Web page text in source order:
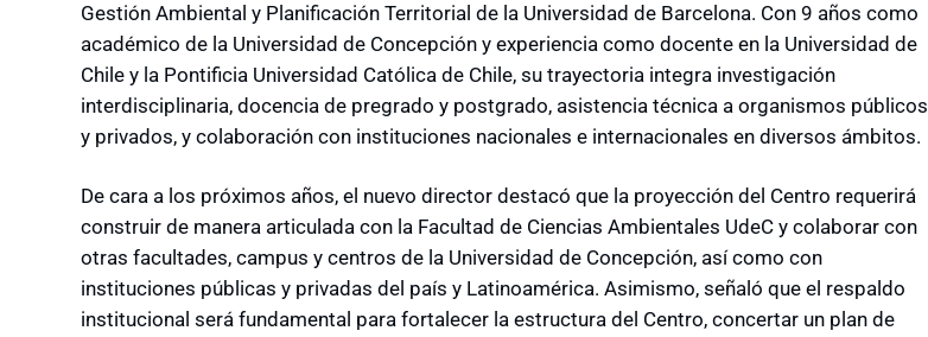
Gestión Ambiental y Planificación Territorial de la Universidad de Barcelona. Con 9 años como
académico de la Universidad de Concepción y experiencia como docente en la Universidad de
Chile y la Pontificia Universidad Católica de Chile, su trayectoria integra investigación
interdisciplinaria, docencia de pregrado y postgrado, asistencia técnica a organismos públicos
y privados, y colaboración con instituciones nacionales e internacionales en diversos ámbitos.
De cara a los próximos años, el nuevo director destacó que la proyección del Centro requerirá
construir de manera articulada con la Facultad de Ciencias Ambientales UdeC y colaborar con
otras facultades, campus y centros de la Universidad de Concepción, así como con
instituciones públicas y privadas del país y Latinoamérica. Asimismo, señaló que el respaldo
institucional será fundamental para fortalecer la estructura del Centro, concertar un plan de